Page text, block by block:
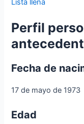
Lista llena
Perfil
Fecha de
17 de mayo de 1973
Edad